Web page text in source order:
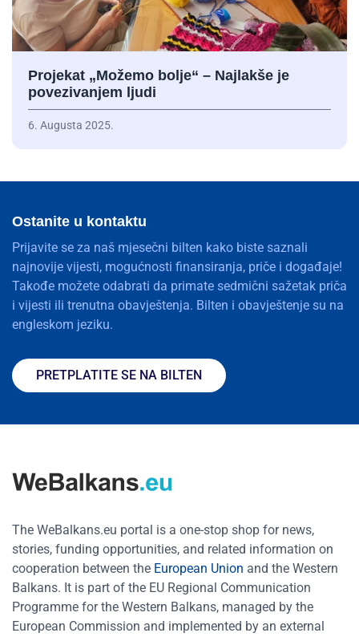
Projekat „Možemo bolje“ – Najlakše je
povezivanjem ljudi
6. Augusta 2025.
Ostanite u kontaktu
Prijavite se za naš mjesečni bilten kako biste saznali
najnovije vijesti, mogućnosti finansiranja, priče i događaje!
Takođe možete odabrati da primate sedmični sažetak priča
i vijesti ili trenutna obavještenja. Bilten i obavještenje su na
engleskom jeziku.
PRETPLATITE SE NA BILTEN
The WeBalkans.eu portal is a one-stop shop for news,
stories, funding opportunities, and related information on
cooperation between the European Union and the Western
Balkans. It is part of the EU Regional Communication
Programme for the Western Balkans, managed by the
European Commission and implemented by an external